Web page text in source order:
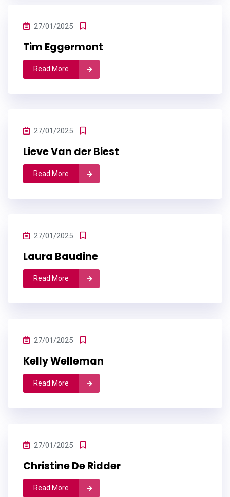
27/01/2025
Tim Eggermont
Read More
27/01/2025
Lieve Van der Biest
Read More
27/01/2025
Laura Baudine
Read More
27/01/2025
Kelly Welleman
Read More
27/01/2025
Christine De Ridder
Read More